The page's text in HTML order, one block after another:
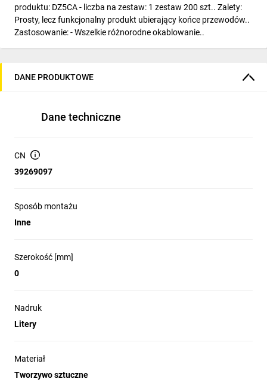
produktu: DZ5CA - liczba na zestaw: 1 zestaw 200 szt.. Zalety:
Prosty, lecz funkcjonalny produkt ubierający końce przewodów..
Zastosowanie: - Wszelkie różnorodne okablowanie..
DANE PRODUKTOWE
Dane techniczne
CN
39269097
Sposób montażu
Inne
Szerokość [mm]
0
Nadruk
Litery
Materiał
Tworzywo sztuczne